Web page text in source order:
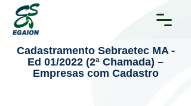
Cadastramento Sebraetec MA -
Ed 01/2022 (2ª Chamada) –
Empresas com Cadastro